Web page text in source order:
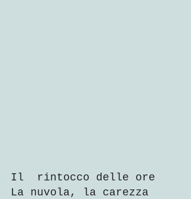
Il  rintocco delle ore
La nuvola, la carezza